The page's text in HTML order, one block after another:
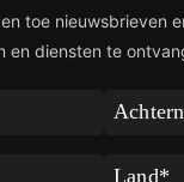
toe nieuwsbrieven
en diensten te
Land